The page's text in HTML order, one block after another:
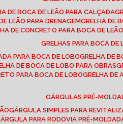
DE BOCA DE LEÃO PARA CALÇADA
LEÃO PARA DRENAGEM GRELHA DE
DE CONCRETO PARA BOCA DE
GRELHAS PARA BOCA DE
PARA BOCA DE LOBO
GRELHA DE
DE BOCA DE LOBO PARA OBRAS
PARA BOCA DE LOBO GRELHA
GÁRGULAS PRÉ-
GÁRGULA SIMPLES PARA
GÁRGULA PARA RODOVIA PRÉ-